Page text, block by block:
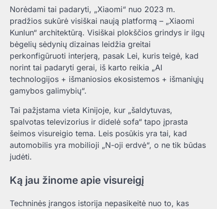
Norėdami tai padaryti, „Xiaomi“ nuo 2023 m.
pradžios sukūrė visiškai naują platformą – „Xiaomi
Kunlun“ architektūrą. Visiškai plokščios grindys ir ilgų
bėgelių sėdynių dizainas leidžia greitai
perkonfigūruoti interjerą, pasak Lei, kuris teigė, kad
norint tai padaryti gerai, iš karto reikia „AI
technologijos + išmaniosios ekosistemos + išmaniųjų
gamybos galimybių“.
Tai pažįstama vieta Kinijoje, kur „šaldytuvas,
spalvotas televizorius ir didelė sofa“ tapo įprasta
šeimos visureigio tema. Leis posūkis yra tai, kad
automobilis yra mobilioji „N-oji erdvė“, o ne tik būdas
judėti.
Ką jau žinome apie visureigį
Techninės įrangos istorija nepasikeitė nuo to, kas